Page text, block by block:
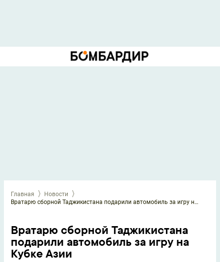
Главная
Новости
Вратарю сборной Таджикистана подарили автомобиль за игру на Кубке Азии
Вратарю сборной Таджикистана
подарили автомобиль за игру на
Кубке Азии